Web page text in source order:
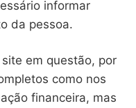
informar
da pessoa.
em questão, por
como nos
financeira, mas